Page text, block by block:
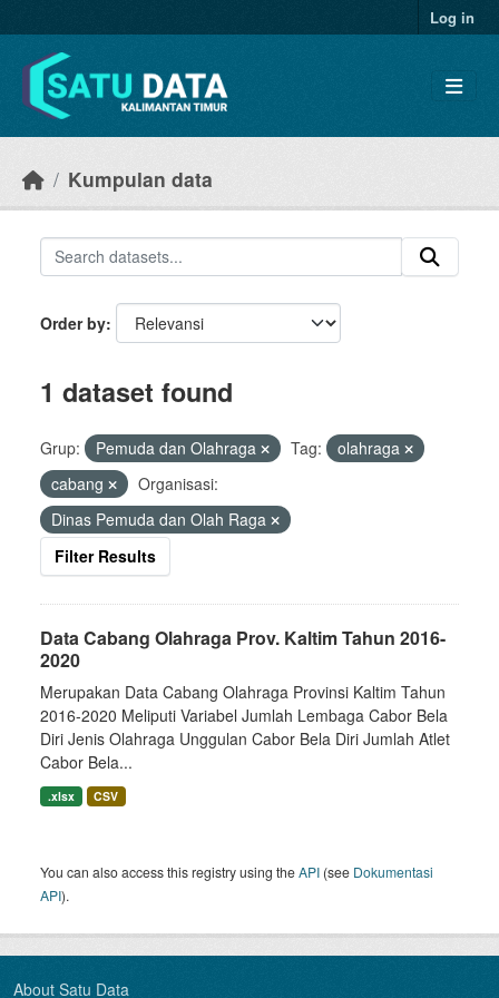
Log in
Kumpulan data
Order by
1 dataset found
Grup: Pemuda dan Olahraga Tag:
olahraga
cabang
Organisasi:
Dinas Pemuda dan Olah Raga
Filter Results
Data Cabang Olahraga Prov. Kaltim Tahun 2016-
2020
Merupakan Data Cabang Olahraga Provinsi Kaltim Tahun
2016-2020 Meliputi Variabel Jumlah Lembaga Cabor Bela
Diri Jenis Olahraga Unggulan Cabor Bela Diri Jumlah Atlet
Cabor Bela...
.xlsx CSV
You can also access this registry using theAPI (see Dokumentasi
API).
About Satu Data